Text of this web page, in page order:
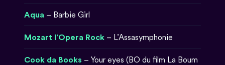
Aqua – Barbie Girl
Mozart l’Opera Rock – L’Assasymphonie
Cook da Books – Your eyes (BO du film La Boum